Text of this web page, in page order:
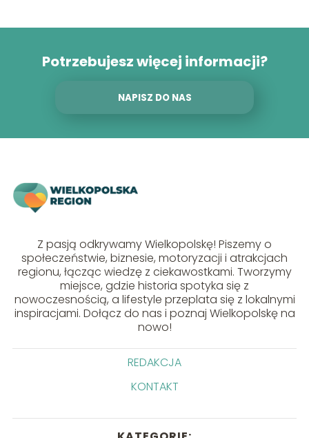
Potrzebujesz więcej informacji?
NAPISZ DO NAS
Z pasją odkrywamy Wielkopolskę! Piszemy o
społeczeństwie, biznesie, motoryzacji i atrakcjach
regionu, łącząc wiedzę z ciekawostkami. Tworzymy
miejsce, gdzie historia spotyka się z
nowoczesnością, a lifestyle przeplata się z lokalnymi
inspiracjami. Dołącz do nas i poznaj Wielkopolskę na
nowo!
REDAKCJA
KONTAKT